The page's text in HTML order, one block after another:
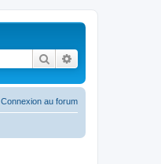
Rechercher
Connexion au forum